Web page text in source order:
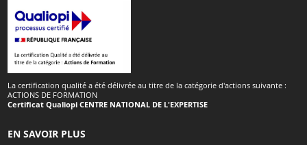
La certification qualité a été délivrée au titre de la catégorie d'actions suivante :
ACTIONS DE FORMATION
Certificat Qualiopi CENTRE NATIONAL DE L'EXPERTISE
EN SAVOIR PLUS